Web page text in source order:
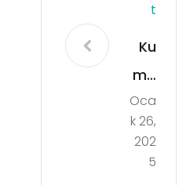
T
Ku
ma
rın
Aile
Üze
Oca
k 26,
202
5